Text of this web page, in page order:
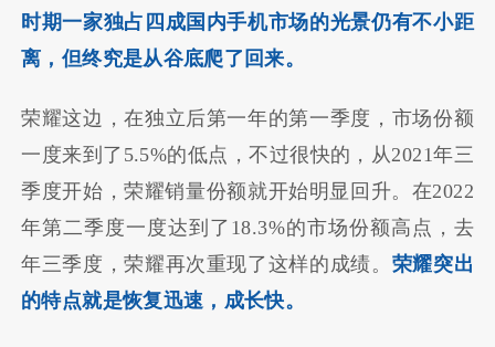
时期一家独占四成国内手机市场的光景仍有不小距
离，但终究是从谷底爬了回来。
荣耀这边，在独立后第一年的第一季度，市场份额
一度来到了5.5%的低点，不过很快的，从2021年三
季度开始，荣耀销量份额就开始明显回升。在2022
年第二季度一度达到了18.3%的市场份额高点，去
年三季度，荣耀再次重现了这样的成绩。 荣耀突出
的特点就是恢复迅速，成长快。